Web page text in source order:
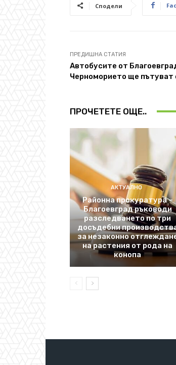
Сподели
ПРЕДИШНА СТАТИЯ
Автобусите от
Черноморието ще пътуват
ПРОЧЕТЕТЕ ОЩЕ..
АКТУАЛНО
Районна прокуратура –
Благоевград ръководи
разследването по три
досъдебни
за незаконно
на растения от рода на
конопа